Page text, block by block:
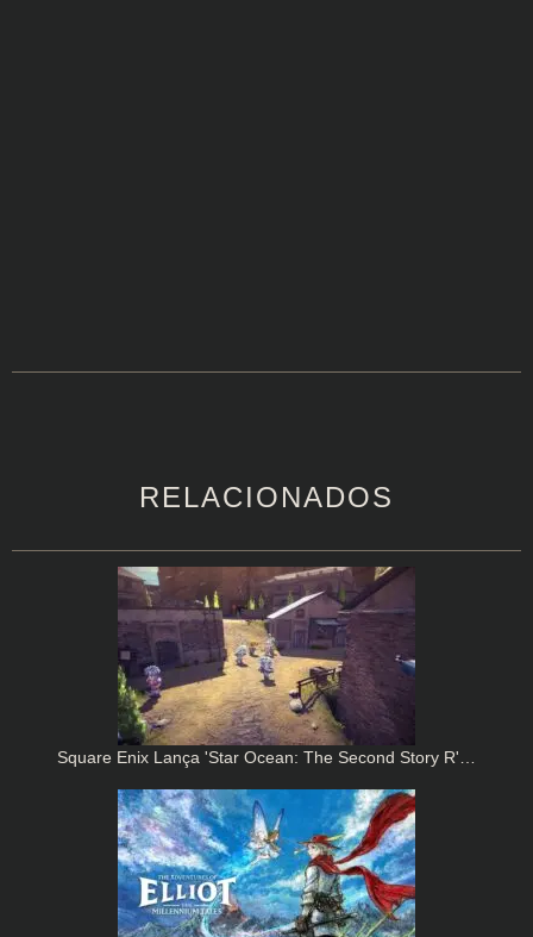
RELACIONADOS
Square Enix Lança 'Star Ocean: The Second Story R'…